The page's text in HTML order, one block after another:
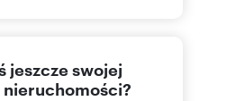
jeszcze swojej